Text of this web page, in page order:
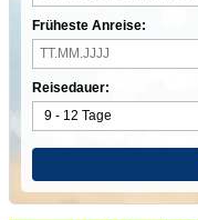
Früheste Anreise:
Reisedauer: